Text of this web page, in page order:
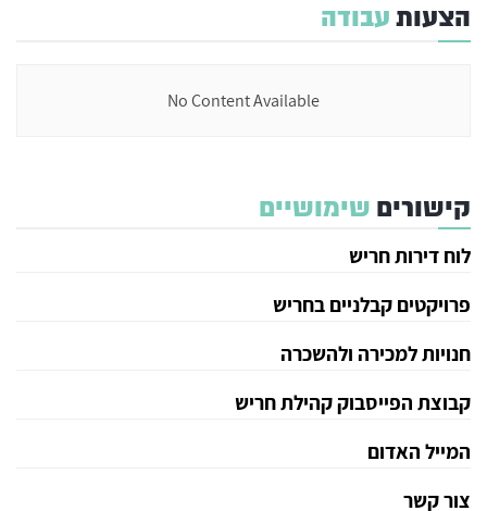
הצעותעבודה
No Content Available
קישורים שימושיים
לוח דירות חריש
פרויקטים קבלניים בחריש
חנויות למכירה ולהשכרה
קבוצת הפייסבוק קהילת חריש
המייל האדום
צור קשר